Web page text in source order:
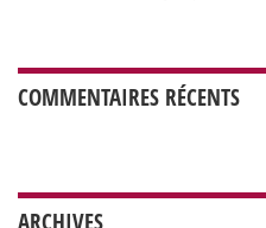
COMMENTAIRES RÉCENTS
ARCHIVES